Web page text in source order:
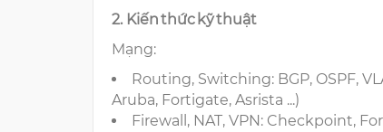
2. Kiến thức kỹ thuật
Mạng:
Routing, Switching: BGP, OSPF,
Aruba, Fortigate, Asrista ...)
Firewall, NAT, VPN: Checkpoint,